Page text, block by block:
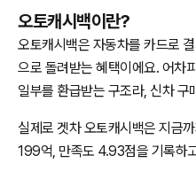
오토캐시백이란?
오토캐시백은 자동차를 카드로
으로 돌려받는 혜택이에요. 어차
일부를 환급받는 구조라, 신차 구
실제로 겟차 오토캐시백은 지금
199억, 만족도 4.93점을 기록하